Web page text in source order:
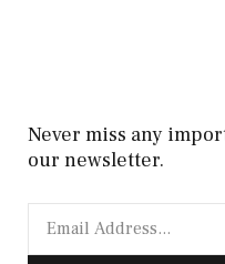
Never miss any
our newsletter.